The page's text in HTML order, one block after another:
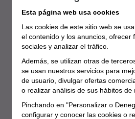
Esta página web usa cookies
Las cookies de este sitio web se
el contenido y los anuncios, ofrecer
sociales y analizar el tráfico.
Además, se utilizan otras de
se usan nuestros servicios para
de usuario, divulgar ofertas
o realizar análisis de sus hábitos de
Pinchando en "Personalizar o
configurar y conocer las cookies o